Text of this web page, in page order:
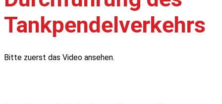
Tankpendelverkehrs
Bitte zuerst das Video ansehen.